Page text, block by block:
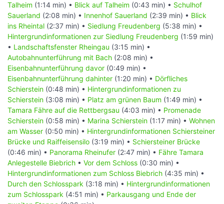
Talheim (1:14 min) • Blick auf Talheim (0:43 min) • Schulhof
Sauerland (2:08 min) • Innenhof Sauerland (2:39 min) • Blick
ins Rheintal (2:37 min) • Siedlung Freudenberg (5:38 min) •
Hintergrundinformationen zur Siedlung Freudenberg (1:59 min)
• Landschaftsfenster Rheingau (3:15 min) •
Autobahnunterführung mit Bach (2:08 min) •
Eisenbahnunterführung davor (0:49 min) •
Eisenbahnunterführung dahinter (1:20 min) • Dörfliches
Schierstein (0:48 min) • Hintergrundinformationen zu
Schierstein (3:08 min) • Platz am grünen Baum (1:49 min) •
Tamara Fähre auf die Rettbergsau (4:03 min) • Promenade
Schierstein (0:58 min) • Marina Schierstein (1:17 min) • Wohnen
am Wasser (0:50 min) • Hintergrundinformationen Schiersteiner
Brücke und Raiffeisensilo (3:19 min) • Schiersteiner Brücke
(0:46 min) • Panorama Rheinufer (2:47 min) • Fähre Tamara
Anlegestelle Biebrich • Vor dem Schloss (0:30 min) •
Hintergrundinformationen zum Schloss Biebrich (4:35 min) •
Durch den Schlosspark (3:18 min) • Hintergrundinformationen
zum Schlosspark (4:51 min) • Parkausgang und Ende der